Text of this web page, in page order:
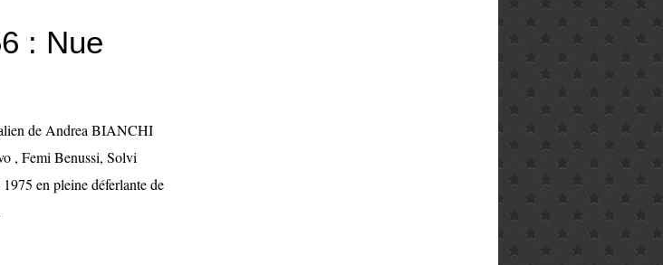
: Nue
de Andrea BIANCHI
, Femi Benussi, Solvi
en pleine déferlante de